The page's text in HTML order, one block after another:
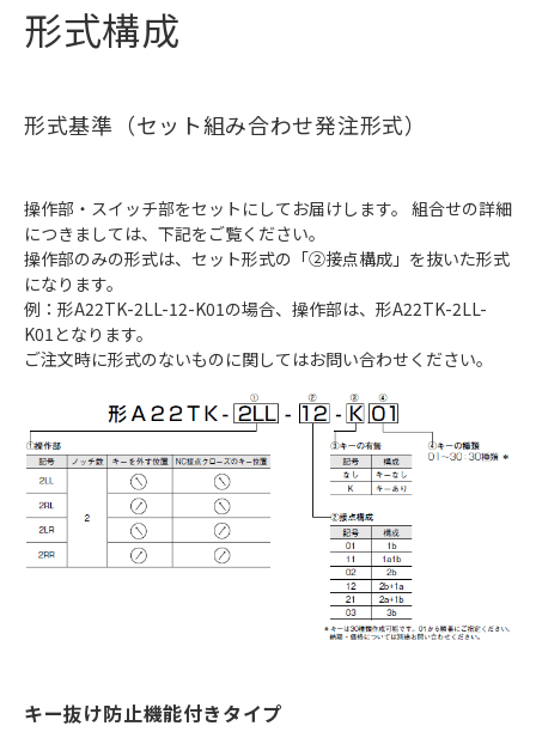
形式構成
形式基準（セット組み合わせ発注形式）
操作部・スイッチ部をセットにしてお届けします。 組合せの詳細
につきましては、下記をご覧ください。
操作部のみの形式は、セット形式の「②接点構成」を抜いた形式
になります。
例：形A22TK-2LL-12-K01の場合、操作部は、形A22TK-2LL-
K01となります。
ご注文時に形式のないものに関してはお問い合わせください。
キー抜け防止機能付きタイプ